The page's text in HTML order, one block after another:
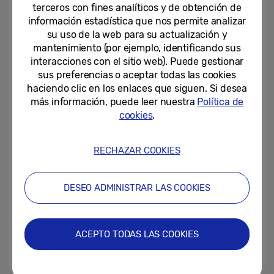
para Galaxy Buds
Las nuevas actualizaciones de
software de Galaxy Buds2 Pro y
Galaxy Watch Series mejoran...
12-01-2023
siguiente paso en la creación...
19-10-2022
Samsung, Galaxy Z Fold4 y...
terceros con fines analíticos y de obtención de
información estadística que nos permite analizar
su uso de la web para su actualización y
mantenimiento (por ejemplo, identificando sus
interacciones con el sitio web). Puede gestionar
sus preferencias o aceptar todas las cookies
haciendo clic en los enlaces que siguen. Si desea
más información, puede leer nuestra Política de
cookies.
RECHAZAR COOKIES
DESEO ADMINISTRAR LAS COOKIES
ACEPTO TODAS LAS COOKIES